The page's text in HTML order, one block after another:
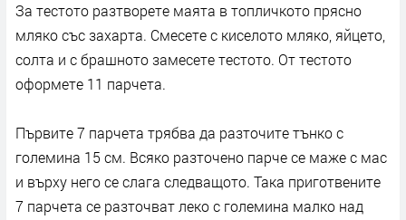
За тестото разтворете маята в топличкото прясно
мляко със захарта. Смесете с киселото мляко, яйцето,
солта и с брашното замесете тестото. От тестото
оформете 11 парчета.
Първите 7 парчета трябва да разточите тънко с
големина 15 см. Всяко разточено парче се маже с мас
и върху него се слага следващото. Така приготвените
7 парчета се разточват леко с големина малко над